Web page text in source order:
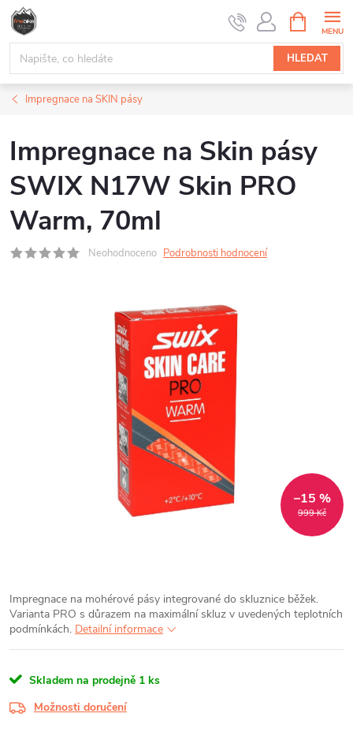
Přejít
obsah
HLEDAT
NÁKUPNÍ
KOŠÍK
Impregnace na SKIN pásy
Impregnace na Skin pásy
SWIX N17W Skin PRO
Warm, 70ml
Neohodnoceno Podrobnosti hodnocení
999 Kč
–15 %
Impregnace na mohérové pásy integrované do skluznice běžek.
Varianta PRO s důrazem na maximální skluz v uvedených teplotních
podmínkách. Detailní informace
Skladem na prodejně 1 ks
Možnosti doručení